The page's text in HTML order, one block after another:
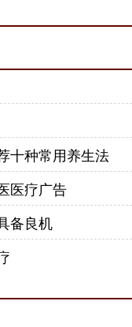
十种常用养生法
医疗广告
备良机